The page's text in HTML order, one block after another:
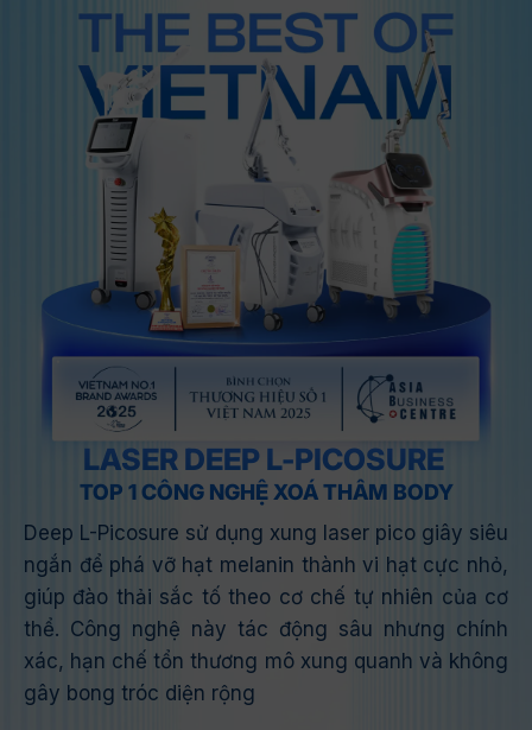
LASER DEEP L-PICOSURE
TOP 1 CÔNG NGHỆ XOÁ THÂM BODY
Deep L-Picosure sử dụng xung laser pico giây siêu
ngắn để phá vỡ hạt melanin thành vi hạt cực nhỏ,
giúp đào thải sắc tố theo cơ chế tự nhiên của cơ
thể. Công nghệ này tác động sâu nhưng chính
xác, hạn chế tổn thương mô xung quanh và không
gây bong tróc diện rộng